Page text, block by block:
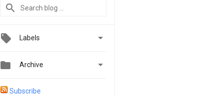
Labels 
 Archive 
Subscribe